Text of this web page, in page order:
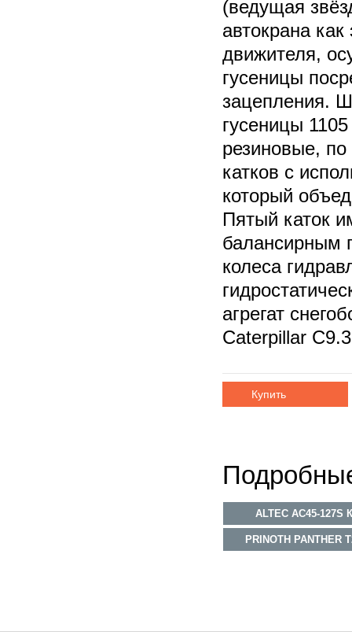
(ведущая
автокрана как
движителя,
гусеницы
зацепления.
гусеницы
резиновые,
катков с
который
Пятый каток
балансирным
колеса
агрегат
Caterpillar
Купить
ALTEC AC45-
PRINOTH